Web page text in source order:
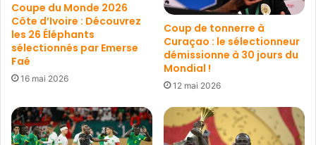
Coupe du Monde 2026
Côte d’Ivoire : Découvrez
les 26 Éléphants
sélectionnés par Emerse
Faé
16 mai 2026
Coup de tonnerre à
Curaçao : le sélectionneur
démissionne à 30 jours du
Mondial !
12 mai 2026